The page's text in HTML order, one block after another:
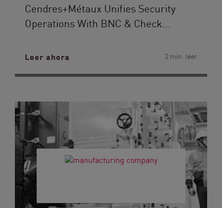
Cendres+Métaux Unifies Security
Operations With BNC & Check...
Leer ahora 2 min. leer